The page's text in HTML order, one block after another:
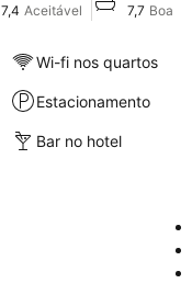
7,4 Aceitável
7,7 Boa
Wi-fi nos quartos
Estacionamento
Bar no hotel